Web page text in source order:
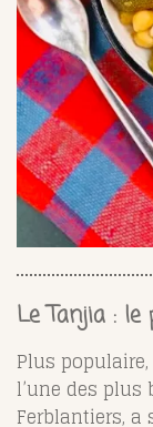
Le Tanjia :
Plus
l’une des
Ferblantiers, a